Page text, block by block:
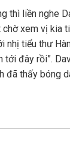
thì liền nghe
chờ xem vị kia
nhị tiểu thư
tới đây rồi”.
đã thấy bóng